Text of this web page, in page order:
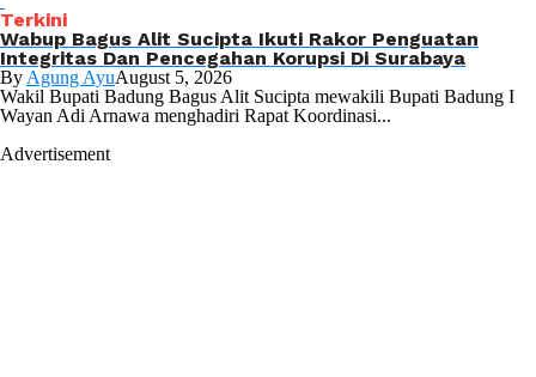
Terkini
Wabup Bagus Alit Sucipta Ikuti Rakor Penguatan
Integritas Dan Pencegahan Korupsi Di Surabaya
By Agung AyuAugust 5, 2026
Wakil Bupati Badung Bagus Alit Sucipta mewakili Bupati Badung I
Wayan Adi Arnawa menghadiri Rapat Koordinasi...
Advertisement